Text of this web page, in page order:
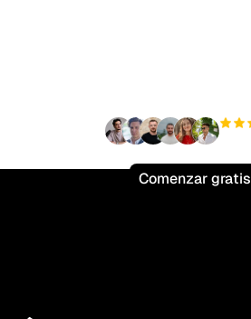
Comenzar gratis